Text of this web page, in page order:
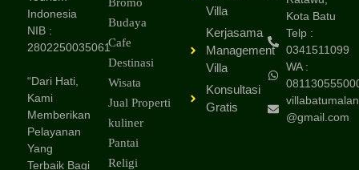
Indonesia
NIB :
2802250035061
“Dari Hati,
Kami
Memberikan
Pelayanan
Yang
Terbaik Bagi
Budaya
Cafe
Destinasi
Wisata
Jual Properti
kuliner
Pantai
Religi
Villa
Kerjasama
Management
Villa
Konsultasi
Gratis
Kota Batu
Telp :
0341511099
WA :
@gmail.com